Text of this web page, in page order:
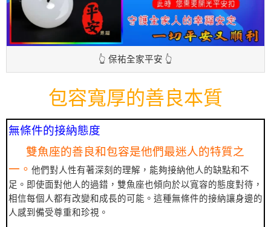
👆 保祐全家平安 👆
包容寬厚的善良本質
無條件的接納態度
雙魚座的善良和包容是他們最迷人的特質之
一。 他們對人性有著深刻的理解，能夠接納他人的缺點和不
足。即使面對他人的過錯，雙魚座也傾向於以寬容的態度對待，
相信每個人都有改變和成長的可能。這種無條件的接納讓身邊的
人感到備受尊重和珍視。